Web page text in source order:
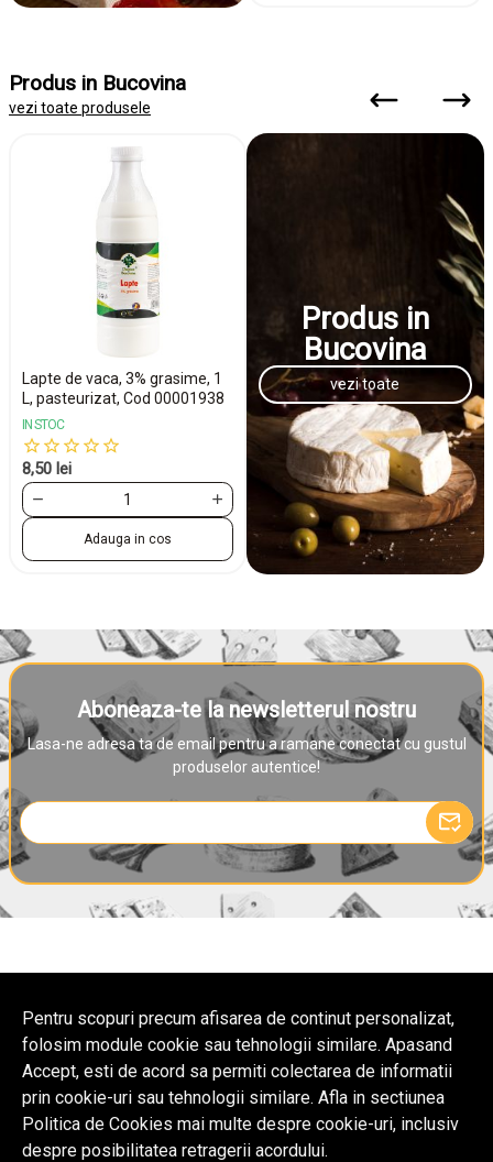
Produs in Bucovina
vezi toate produsele
Lapte de vaca, 3% grasime, 1
L, pasteurizat, Cod 00001938
IN STOC
8,50 lei
Adauga in cos
Iaurt de baut, 2% grasime, 500
g, din lapte de vaca pasteuri...
IN STOC
5,00 lei
Adauga in cos
Produs in
Bucovina
vezi toate
Aboneaza-te la newsletterul nostru
Lasa-ne adresa ta de email pentru a ramane conectat cu gustul
produselor autentice!
Comanda minima 150 lei Consultanta gratuita Experienta de
Contact
Compania
Pentru scopuri precum afisarea de continut personalizat,
folosim module cookie sau tehnologii similare. Apasand
Accept, esti de acord sa permiti colectarea de informatii
prin cookie-uri sau tehnologii similare. Afla in sectiunea
Politica de Cookies mai multe despre cookie-uri, inclusiv
despre posibilitatea retragerii acordului.
Ai nevoie de ajutor?